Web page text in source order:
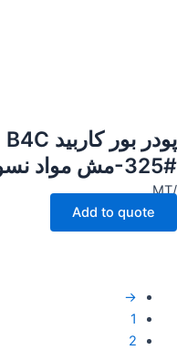
پودر بور کاربید B4C
-325#مش مواد نسوز
/MT
Add to quote
→
1
2